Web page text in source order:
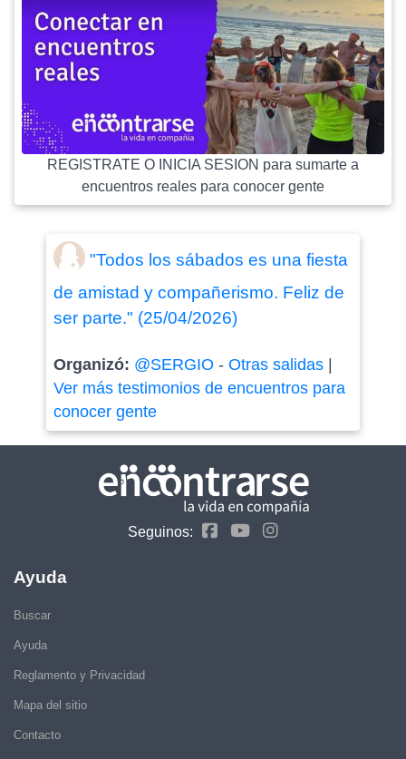
REGISTRATE O INICIA SESION para sumarte a
encuentros reales para conocer gente
"Todos los sábados es una fiesta
de amistad y compañerismo. Feliz de
ser parte." (25/04/2026)
Organizó: @SERGIO - Otras salidas|
Ver más testimonios de encuentros para
conocer gente
Seguinos:
Ayuda
Buscar
Ayuda
Reglamento y Privacidad
Mapa del sitio
Contacto